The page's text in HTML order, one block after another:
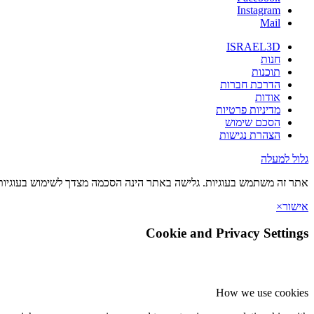
Instagram
Mail
ISRAEL3D
חנות
תוכנות
הדרכת חברות
אודות
מדיניות פרטיות
הסכם שימוש
הצהרת נגישות
גלול למעלה
אתר זה משתמש בעוגיות. גלישה באתר הינה הסכמה מצדך לשימוש
אישור×
Cookie and Privacy Settings
How we use cookies